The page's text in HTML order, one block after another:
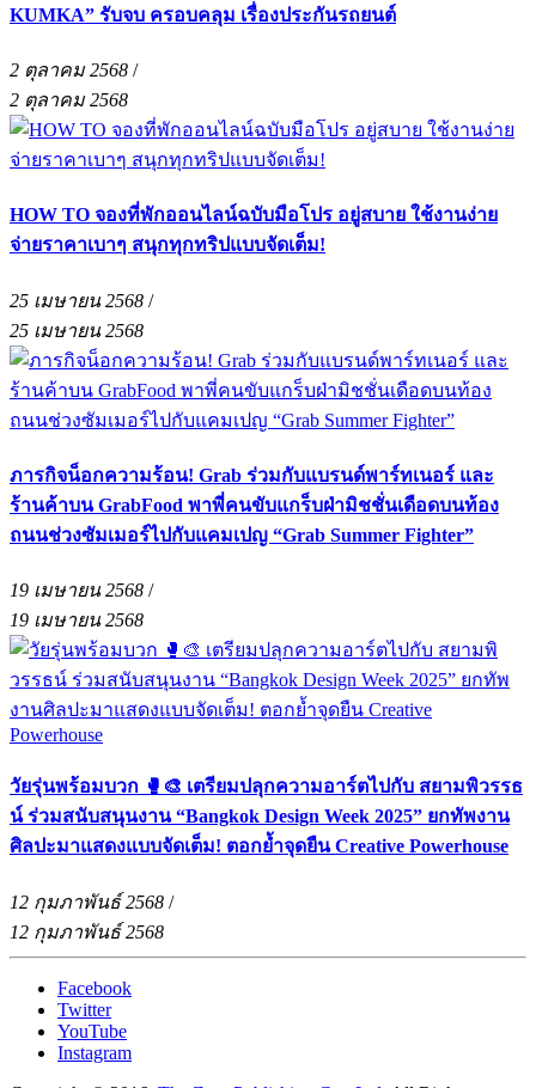
KUMKA” รับจบ ครอบคลุม เรื่องประกันรถยนต์
2 ตุลาคม 2568 /
2 ตุลาคม 2568
HOW TO จองที่พักออนไลน์ฉบับมือโปร อยู่สบาย ใช้งานง่าย
จ่ายราคาเบาๆ สนุกทุกทริปแบบจัดเต็ม!
25 เมษายน 2568 /
25 เมษายน 2568
ภารกิจน็อกความร้อน! Grab ร่วมกับแบรนด์พาร์ทเนอร์ และ
ร้านค้าบน GrabFood พาพี่คนขับแกร็บฝ่ามิชชั่นเดือดบนท้อง
ถนนช่วงซัมเมอร์ไปกับแคมเปญ “Grab Summer Fighter”
19 เมษายน 2568 /
19 เมษายน 2568
วัยรุ่นพร้อมบวก 🥊🎨 เตรียมปลุกความอาร์ตไปกับ สยามพิวรรธ
น์ ร่วมสนับสนุนงาน “Bangkok Design Week 2025” ยกทัพงาน
ศิลปะมาแสดงแบบจัดเต็ม! ตอกย้ำจุดยืน Creative Powerhouse
12 กุมภาพันธ์ 2568 /
12 กุมภาพันธ์ 2568
Facebook
Twitter
YouTube
Instagram